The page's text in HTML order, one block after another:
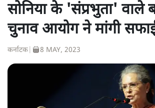
सोनिया के 'संप्रभुता' वाले
चुनाव आयोग ने मांगी
कर्नाटक 8 MAY, 2023